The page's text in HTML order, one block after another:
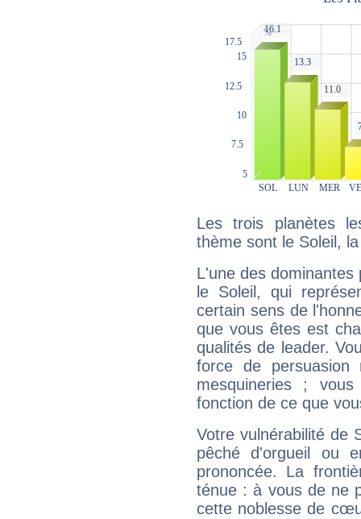
Les trois planètes
thème sont le Soleil,
L'une des
le Soleil, qui
certain sens de
que vous êtes est
qualités de leader.
force de
mesquineries ;
fonction de ce que
Votre vulnérabilité de
pêché d'orgueil ou
prononcée. La
ténue : à vous de ne
cette noblesse de